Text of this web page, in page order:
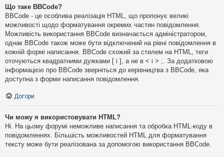
Що таке BBCode?
BBCode - це особлива реалізація HTML, що пропонує великі
можливості щодо форматування окремих частин повідомлення.
Можливість використання BBCode визначається адміністратором,
однак BBCode також може бути відключений на рівні повідомлення в
кожній формі написання. BBCode схожий за стилем на HTML, теги
оточуються квадратними дужками [ і ], а не в < і > ;. За додатковою
інформацією про BBCode зверніться до керівництва з BBCode, яка
доступна з форми написання повідомлення.
Догори
Чи можу я використовувати HTML?
Ні. На цьому форумі неможливе написання та обробка HTML-коду в
повідомленнях. Більшість можливостей HTML для форматування
тексту може бути реалізована за допомогою використання BBCode.